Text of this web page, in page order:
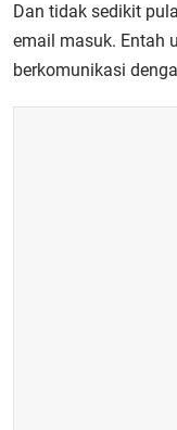
Dan tidak sedikit
email masuk. Entah
berkomunikasi